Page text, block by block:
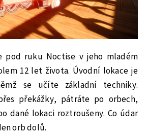
pod ruku Noctise v jeho mladém
12 let života. Úvodní lokace je
se učíte základní techniky.
překážky, pátráte po orbech,
dané lokaci roztroušeny. Co údar
orb dolů.